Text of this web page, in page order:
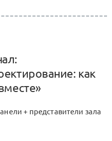
как
+ представители зала